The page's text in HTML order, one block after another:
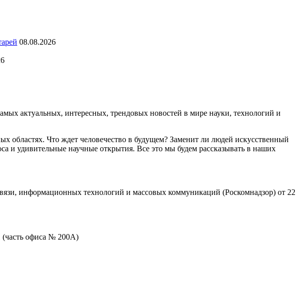
08.08.2026
актуальных, интересных, трендовых новостей в мире науки, технологий и
Что ждет человечество в будущем? Заменит ли людей искусственный
и удивительные научные открытия. Все это мы будем рассказывать в наших
информационных технологий и массовых коммуникаций (Роскомнадзор) от 22
(часть офиса № 200А)